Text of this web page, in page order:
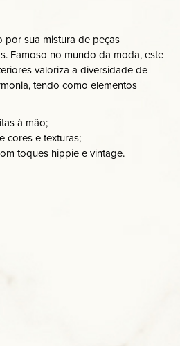
por sua mistura de peças
Famoso no mundo da moda, este
valoriza a diversidade de
tendo como elementos
à mão;
cores e texturas;
toques hippie e vintage.